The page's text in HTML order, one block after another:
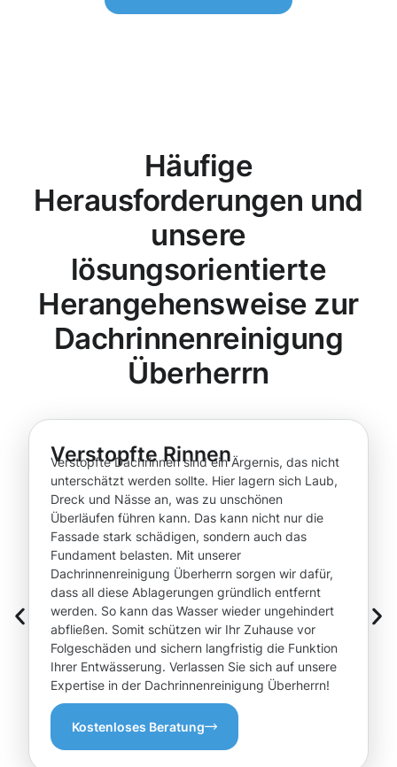
Häufige
Herausforderungen und
unsere
lösungsorientierte
Herangehensweise zur
Dachrinnenreinigung
Überherrn
Verstopfte Rinnen
Verstopfte Dachrinnen sind ein Ärgernis, das nicht
unterschätzt werden sollte. Hier lagern sich Laub,
Dreck und Nässe an, was zu unschönen
Überläufen führen kann. Das kann nicht nur die
Fassade stark schädigen, sondern auch das
Fundament belasten. Mit unserer
Dachrinnenreinigung Überherrn sorgen wir dafür,
dass all diese Ablagerungen gründlich entfernt
werden. So kann das Wasser wieder ungehindert
abfließen. Somit schützen wir Ihr Zuhause vor
Folgeschäden und sichern langfristig die Funktion
Ihrer Entwässerung. Verlassen Sie sich auf unsere
Expertise in der Dachrinnenreinigung Überherrn!
Kostenloses Beratung